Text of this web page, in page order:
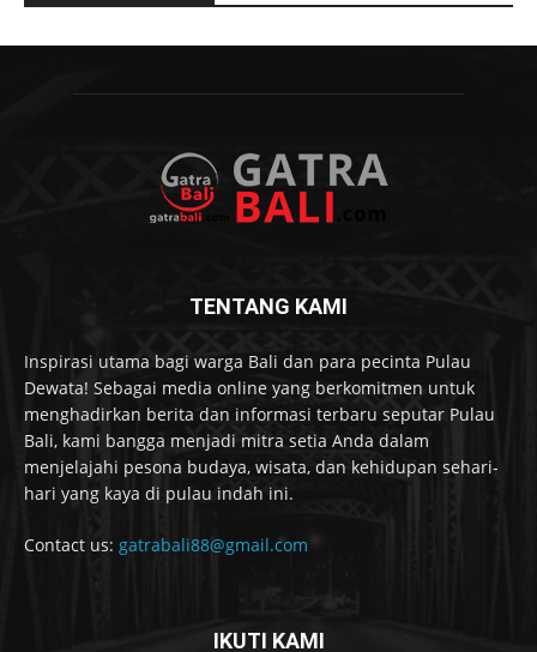
TENTANG KAMI
Inspirasi utama bagi warga Bali dan para pecinta Pulau
Dewata! Sebagai media online yang berkomitmen untuk
menghadirkan berita dan informasi terbaru seputar Pulau
Bali, kami bangga menjadi mitra setia Anda dalam
menjelajahi pesona budaya, wisata, dan kehidupan sehari-
hari yang kaya di pulau indah ini.
Contact us: gatrabali88@gmail.com
IKUTI KAMI